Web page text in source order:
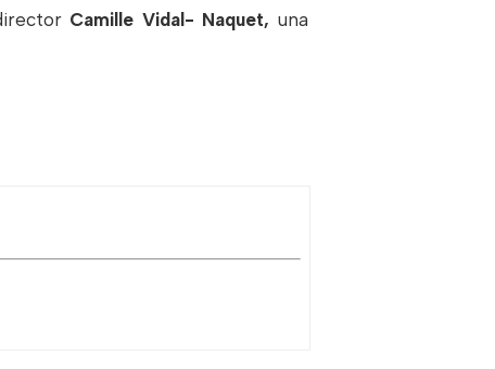
Camille Vidal- Naquet, una